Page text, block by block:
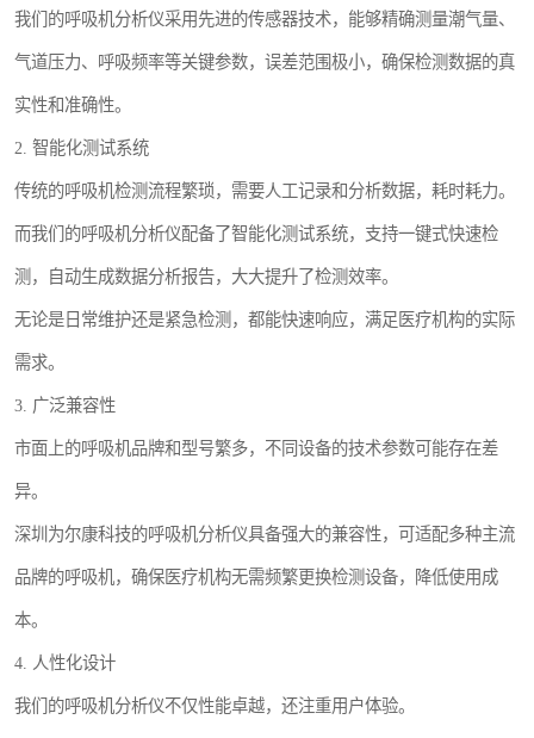
我们的呼吸机分析仪采用先进的传感器技术，能够精确测量潮气量、
气道压力、呼吸频率等关键参数，误差范围极小，确保检测数据的真
实性和准确性。
2. 智能化测试系统
传统的呼吸机检测流程繁琐，需要人工记录和分析数据，耗时耗力。
而我们的呼吸机分析仪配备了智能化测试系统，支持一键式快速检
测，自动生成数据分析报告，大大提升了检测效率。
无论是日常维护还是紧急检测，都能快速响应，满足医疗机构的实际
需求。
3. 广泛兼容性
市面上的呼吸机品牌和型号繁多，不同设备的技术参数可能存在差
异。
深圳为尔康科技的呼吸机分析仪具备强大的兼容性，可适配多种主流
品牌的呼吸机，确保医疗机构无需频繁更换检测设备，降低使用成
本。
4. 人性化设计
我们的呼吸机分析仪不仅性能卓越，还注重用户体验。